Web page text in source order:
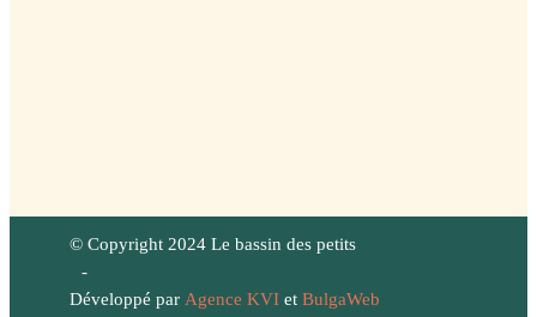
© Copyright 2024 Le bassin des petits
-
Développé par Agence KVIet BulgaWeb